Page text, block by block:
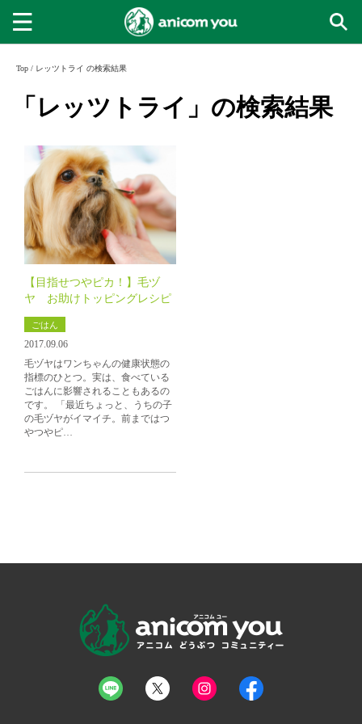
Top / レッツトライ の検索結果
「レッツトライ」の検索結果
【目指せつやピカ！】毛ヅ
ヤ お助けトッピングレシピ
ごはん
2017.09.06
毛ヅヤはワンちゃんの健康状態の
指標のひとつ。実は、食べている
ごはんに影響されることもあるの
です。 「最近ちょっと、うちの子
の毛ヅヤがイマイチ。前まではつ
やつやピ…